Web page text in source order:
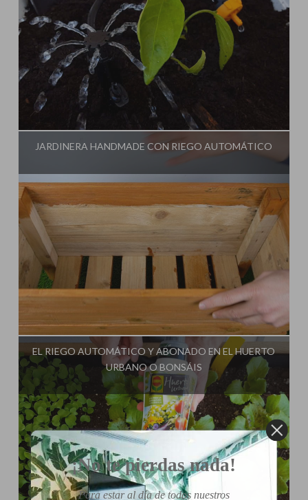
Cultivo Paso a Paso
JARDINERA HANDMADE CON RIEGO AUTOMÁTICO
Influencer:Cultivo Paso a Paso
EL RIEGO AUTOMÁTICO Y ABONADO EN EL HUERTO
URBANO O BONSÁIS
¡No te pierdas nada!
Para estar al día de todos nuestros